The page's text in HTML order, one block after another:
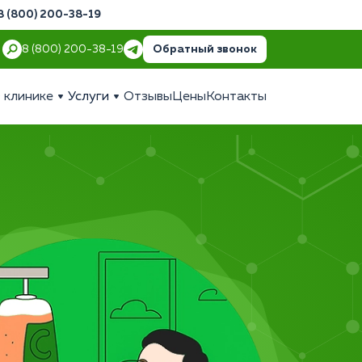
(800) 200-38-19
8 (800) 200-38-19 Обратный звонок
Услуги Отзывы Цены Контакты